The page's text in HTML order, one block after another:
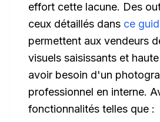
effort cette lacune. Des
ceux détaillés dans ce
permettent aux vendeurs
visuels saisissants et
avoir besoin d'un
professionnel en interne.
fonctionnalités telles que :